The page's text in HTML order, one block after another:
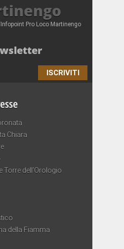
Pro Loco Martinengo
ISCRIVITI
Chiara
Torre dell’Orologio
della Fiamma